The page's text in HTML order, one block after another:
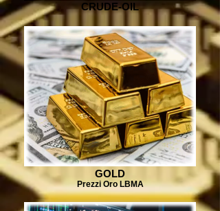
CRUDE-OIL
GOLD
Prezzi Oro LBMA